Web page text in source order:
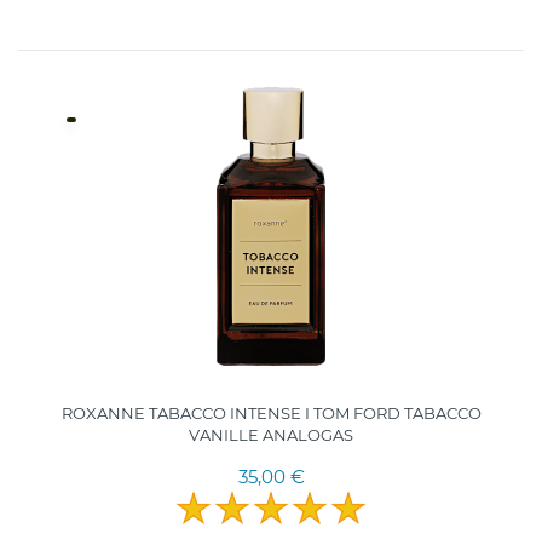
ROXANNE TABACCO INTENSE I TOM FORD TABACCO
VANILLE ANALOGAS
35,00 €